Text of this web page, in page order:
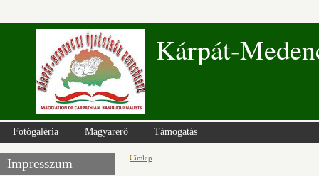
Kárpát-
Fotógaléria Magyarerő Támogatás
Impresszum Jelenlegi hely
Címlap